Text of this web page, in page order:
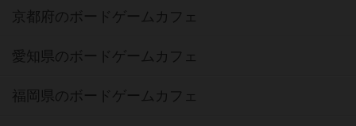
京都府のボードゲームカフェ
愛知県のボードゲームカフェ
福岡県のボードゲームカフェ